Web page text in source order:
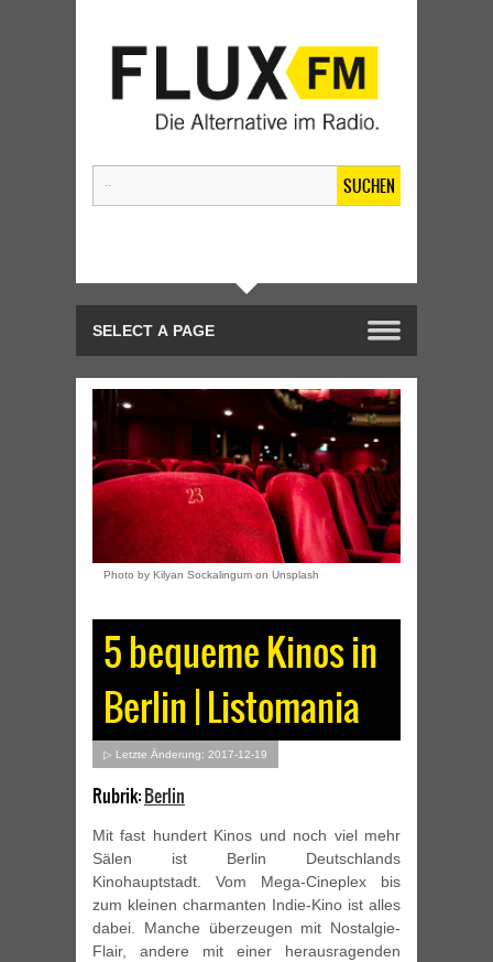
SUCHEN
Photo by Kilyan Sockalingum on Unsplash
5 bequeme Kinos in
Berlin | Listomania
▷ Letzte Änderung: 2017-12-19
Rubrik:Berlin
Mit fast hundert Kinos und noch viel mehr
Sälen ist Berlin Deutschlands
Kinohauptstadt. Vom Mega-Cineplex bis
zum kleinen charmanten Indie-Kino ist alles
dabei. Manche überzeugen mit Nostalgie-
Flair, andere mit einer herausragenden